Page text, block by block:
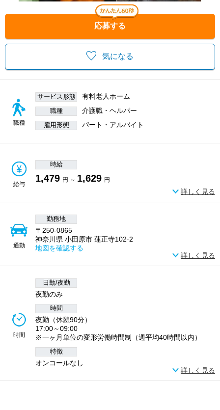
気になる
応募する
職種
サービス形態 有料老人ホーム
職種 介護職・ヘルパー
雇用形態 パート・アルバイト
給与
時給
1,479 円 ～ 1,629 円
詳しく見る
通勤
勤務地
〒250-0865
神奈川県 小田原市 蓮正寺102-2
地図を確認する
詳しく見る
時間
日勤/夜勤
夜勤のみ
時間
夜勤（休憩90分）
17:00～09:00
※一ヶ月単位の変形労働時間制（週平均40時間以内）
特徴
オンコールなし
詳しく見る